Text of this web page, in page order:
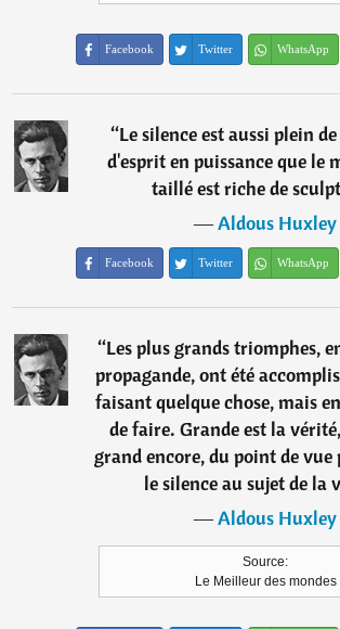
Facebook Twitter WhatsApp
“Le silence est aussi plein de
d'esprit en puissance que le
taillé est riche de
―Aldous Huxley
Facebook Twitter WhatsApp
“Les plus grands triomphes,
propagande, ont été
faisant quelque chose, mais
de faire. Grande est la
grand encore, du point de vue
le silence au sujet de la
―Aldous Huxley
Source:
Le Meilleur des mondes